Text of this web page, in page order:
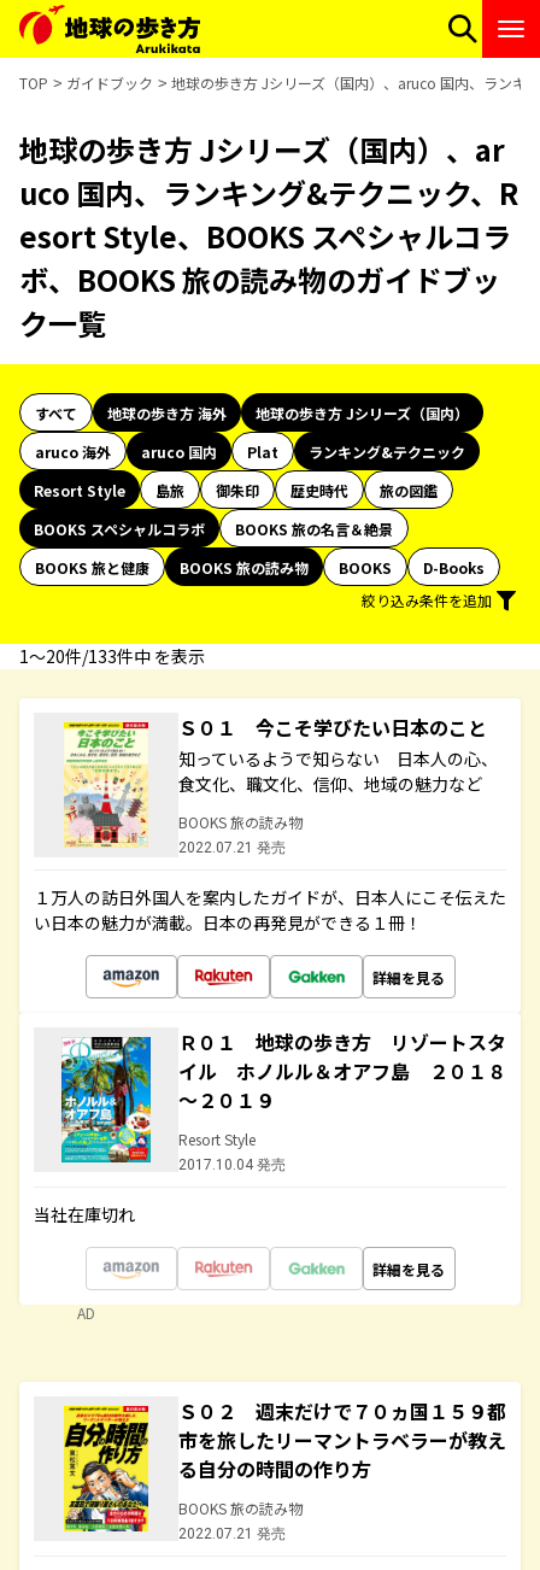
TOP ガイドブック 地球の歩き方 Jシリーズ（国内）、aruco 国内、ランキ
地球の歩き方 Jシリーズ（国内）、ar
uco 国内、ランキング&テクニック、R
esort Style、BOOKS スペシャルコラ
ボ、BOOKS 旅の読み物のガイドブッ
ク一覧
すべて 地球の歩き方 海外
地球の歩き方 Jシリーズ（国内）
aruco 海外
aruco 国内 Plat
ランキング&テクニック
Resort Style
島旅 御朱印 歴史時代
旅の図鑑
BOOKS スペシャルコラボ
BOOKS 旅の名言＆絶景
BOOKS 旅と健康
BOOKS 旅の読み物 BOOKS
D-Books
絞り込み条件を追加
1〜20件/133件中 を表示
Ｓ０１ 今こそ学びたい日本のこと
知っているようで知らない 日本人の心、
食文化、職文化、信仰、地域の魅力など
BOOKS 旅の読み物
2022.07.21 発売
１万人の訪日外国人を案内したガイドが、日本人にこそ伝えた
い日本の魅力が満載。日本の再発見ができる１冊！
詳細を見る
Ｒ０１ 地球の歩き方 リゾートスタ
イル ホノルル＆オアフ島 ２０１８
～２０１９
Resort Style
2017.10.04 発売
当社在庫切れ
詳細を見る
AD
Ｓ０２ 週末だけで７０ヵ国１５９都
市を旅したリーマントラベラーが教え
る自分の時間の作り方
BOOKS 旅の読み物
2022.07.21 発売